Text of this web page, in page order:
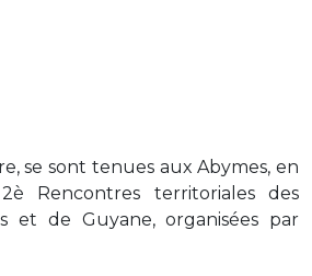
se sont tenues aux Abymes, en
Rencontres territoriales des
et de Guyane, organisées par